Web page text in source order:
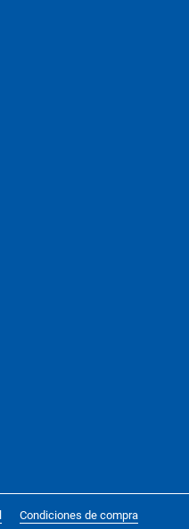
Condiciones de compra